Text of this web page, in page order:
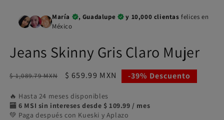
ventana
María , Guadalupe y 10,000 clientasfelices en
México
Jeans Skinny Gris Claro Mujer
Precio
$ 1,089.79 MXN
Precio
oferta
$ 659.99 MXN -39% Descuento
🔥 Hasta 24 meses disponibles
🏧6 MSI sin intereses desde $ 109.99 / mes
💚 Paga después con Kueski y Aplazo